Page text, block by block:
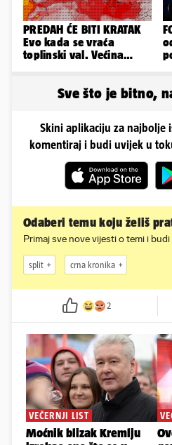
PREDAH ĆE BITI KRATAK
Evo kada se vraća
toplinski val. Većina
Sve što je bitno,
Skini aplikaciju za najbolje
komentiraj i budi uvijek u
Odaberi temu koju želiš
Primaj sve nove vijesti o temi i
split crna kronika
2